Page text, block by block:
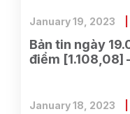
Bản tin ngày
điểm [1.108,08]
January 19, 2023
January 18, 2023